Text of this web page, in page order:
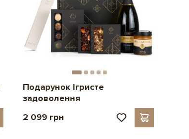
Подарунок Ігристе
задоволення
2 099 грн